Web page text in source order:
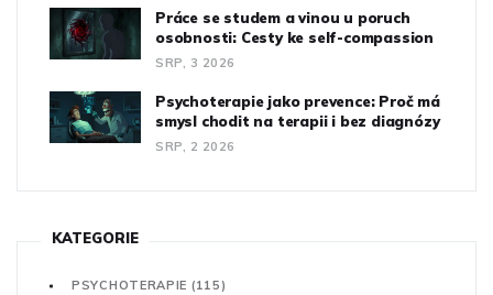
Práce se studem a vinou u poruch
osobnosti: Cesty ke self-compassion
SRP, 3 2026
Psychoterapie jako prevence: Proč má
smysl chodit na terapii i bez diagnózy
SRP, 2 2026
KATEGORIE
PSYCHOTERAPIE (115)